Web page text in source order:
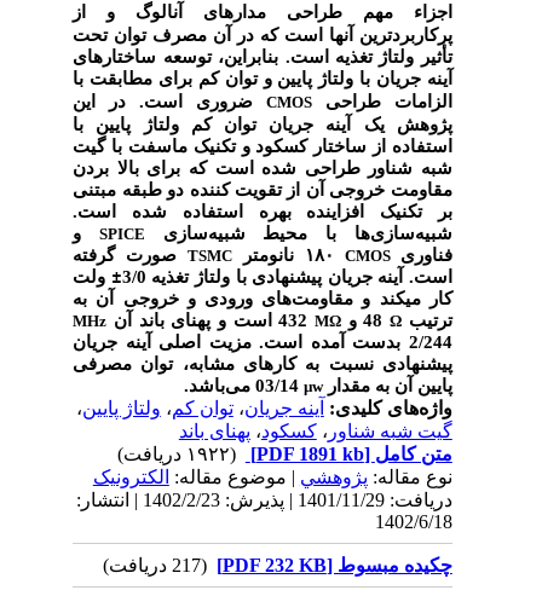
اجزاء مهم طراحی مدارهای آنالوگ
و از
پرکاربردترین آنها است که در آن مصرف توان تحت
تأثیر ولتاژ تغذیه است. بنابراین، توسعه ساختارهای
آینه جریان با ولتاژ پایین و توان کم برای مطابقت با
الزامات طراحی CMOSضروری است.
در این
پژوهش یک آینه جریان توان کم ولتاژ پایین با
استفاده از ساختار کسکود و تکنیک ماسفت با گیت
شبه شناور طراحی شده است که برای بالا بردن
مقاومت خروجی آن از تقویت کننده دو طبقه مبتنی
بر تکنیک افزاینده بهره استفاده شده است.
شبیه‌سازی‌ها با محیط شبیه‌سازی
SPICEو
فناوریCMOS۱۸۰ نانومتر TSMCصورت گرفته
است. آینه جریان پیشنهادی با ولتاژ تغذیه 3/0
±ولت
کار می­کند و مقاومت‌های ورودی و خروجی آن به
ترتیبΩ 48 و MΩ432 است و پهنای باند آن MHz
2/244 بدست آمده است. مزیت اصلی آینه جریان
پیشنهادی نسبت به کارهای مشابه، توان مصرفی
پایین آن به مقدار µw03/14 می‌باشد.
واژه‌های کلیدی:آینه جریان،توان کم،ولتاژ پایین،
گیت شبه شناور، کسکود،پهنای باند
متن کامل[PDF 1891 kb]
نوع مقاله:پژوهشي| موضوع مقاله:الکترونیک
دریافت: 1401/11/29 | پذیرش: 1402/2/23 | انتشار:
1402/6/18
چکیده مبسوط [PDF 232 KB] (217 دریافت)